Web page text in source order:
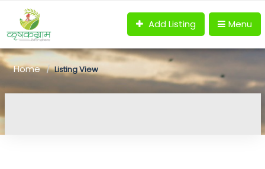
Add Listing Menu
Home Listing View